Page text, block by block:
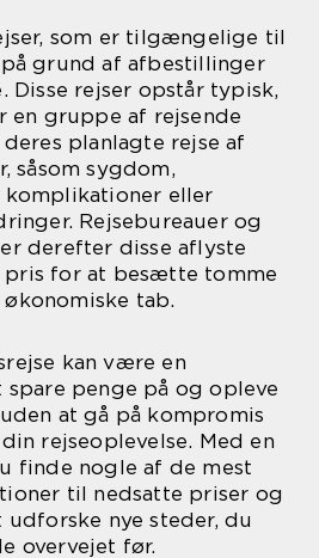
som er tilgængelige til
grund af afbestillinger
Disse rejser opstår typisk,
en gruppe af rejsende
planlagte rejse af
såsom sygdom,
eller
Rejsebureauer og
derefter disse aflyste
pris for at besætte tomme
tab.
kan være en
spare penge på og opleve
at gå på kompromis
rejseoplevelse. Med en
finde nogle af de mest
til nedsatte priser og
nye steder, du
overvejet før.